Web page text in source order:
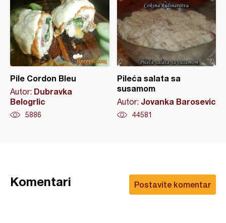
Pile Cordon Bleu
Autor: Dubravka
Belogrlic
5886
Pileća salata sa
susamom
Autor: Jovanka Barosevic
44581
Postavite komentar
Komentari